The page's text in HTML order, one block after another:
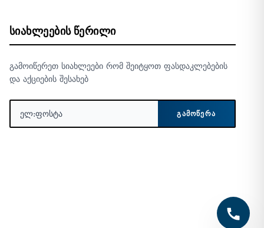
ᲡᲘᲐᲮᲚᲔᲔᲑᲘᲡ ᲬᲔᲠᲘᲚᲘ
გამოიწერეთ სიახლეები რომ შეიტყოთ ფასდაკლებების
და აქციების შესახებ
ᲒᲐᲛᲝᲬᲔᲠᲐ